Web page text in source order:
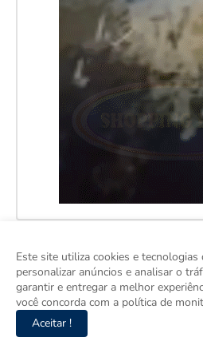
Este site utiliza cookies e
personalizar anúncios e analisar o
garantir e entregar a melhor
você concorda com a política de
Aceitar !